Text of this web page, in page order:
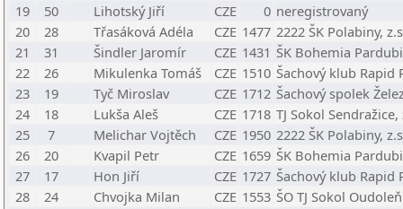
19
50 Lihotský Jiří CZE 0 neregistrovaný
20
28 Třasáková Adéla CZE 1477 2222 ŠK Polabiny,
21
31 Šindler Jaromír CZE 1431 ŠK Bohemia
22
26 Mikulenka Tomáš CZE 1510 Šachový klub Rapid
23
19 Tyč Miroslav CZE 1712 Šachový spolek
24
18 Lukša Aleš CZE 1718 TJ Sokol Sendražice,
25
7 Melichar Vojtěch CZE 1950 2222 ŠK Polabiny,
26
20 Kvapil Petr CZE 1659 ŠK Bohemia
27
17 Hon Jiří CZE 1727 Šachový klub Rapid
28
24 Chvojka Milan CZE 1553 ŠO TJ Sokol Oudoleň